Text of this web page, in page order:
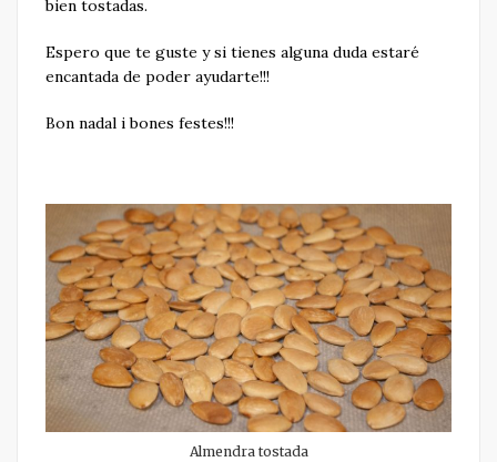
bien tostadas.
Espero que te guste y si tienes alguna duda estaré
encantada de poder ayudarte!!!
Bon nadal i bones festes!!!
Almendra tostada